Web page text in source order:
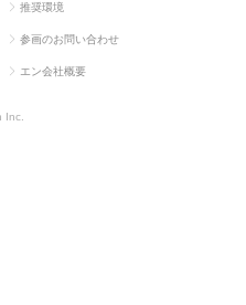
推奨環境
参画のお問い合わせ
エン会社概要
Inc.